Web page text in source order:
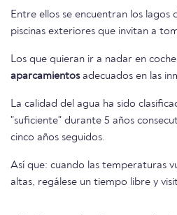
Entre ellos se encuentran los lagos
piscinas exteriores que invitan a
Los que quieran ir a nadar en
aparcamientosadecuados en las
La calidad del agua ha sido
"suficiente" durante 5 años
cinco años seguidos.
Así que: cuando las temperaturas
altas, regálese un tiempo libre y